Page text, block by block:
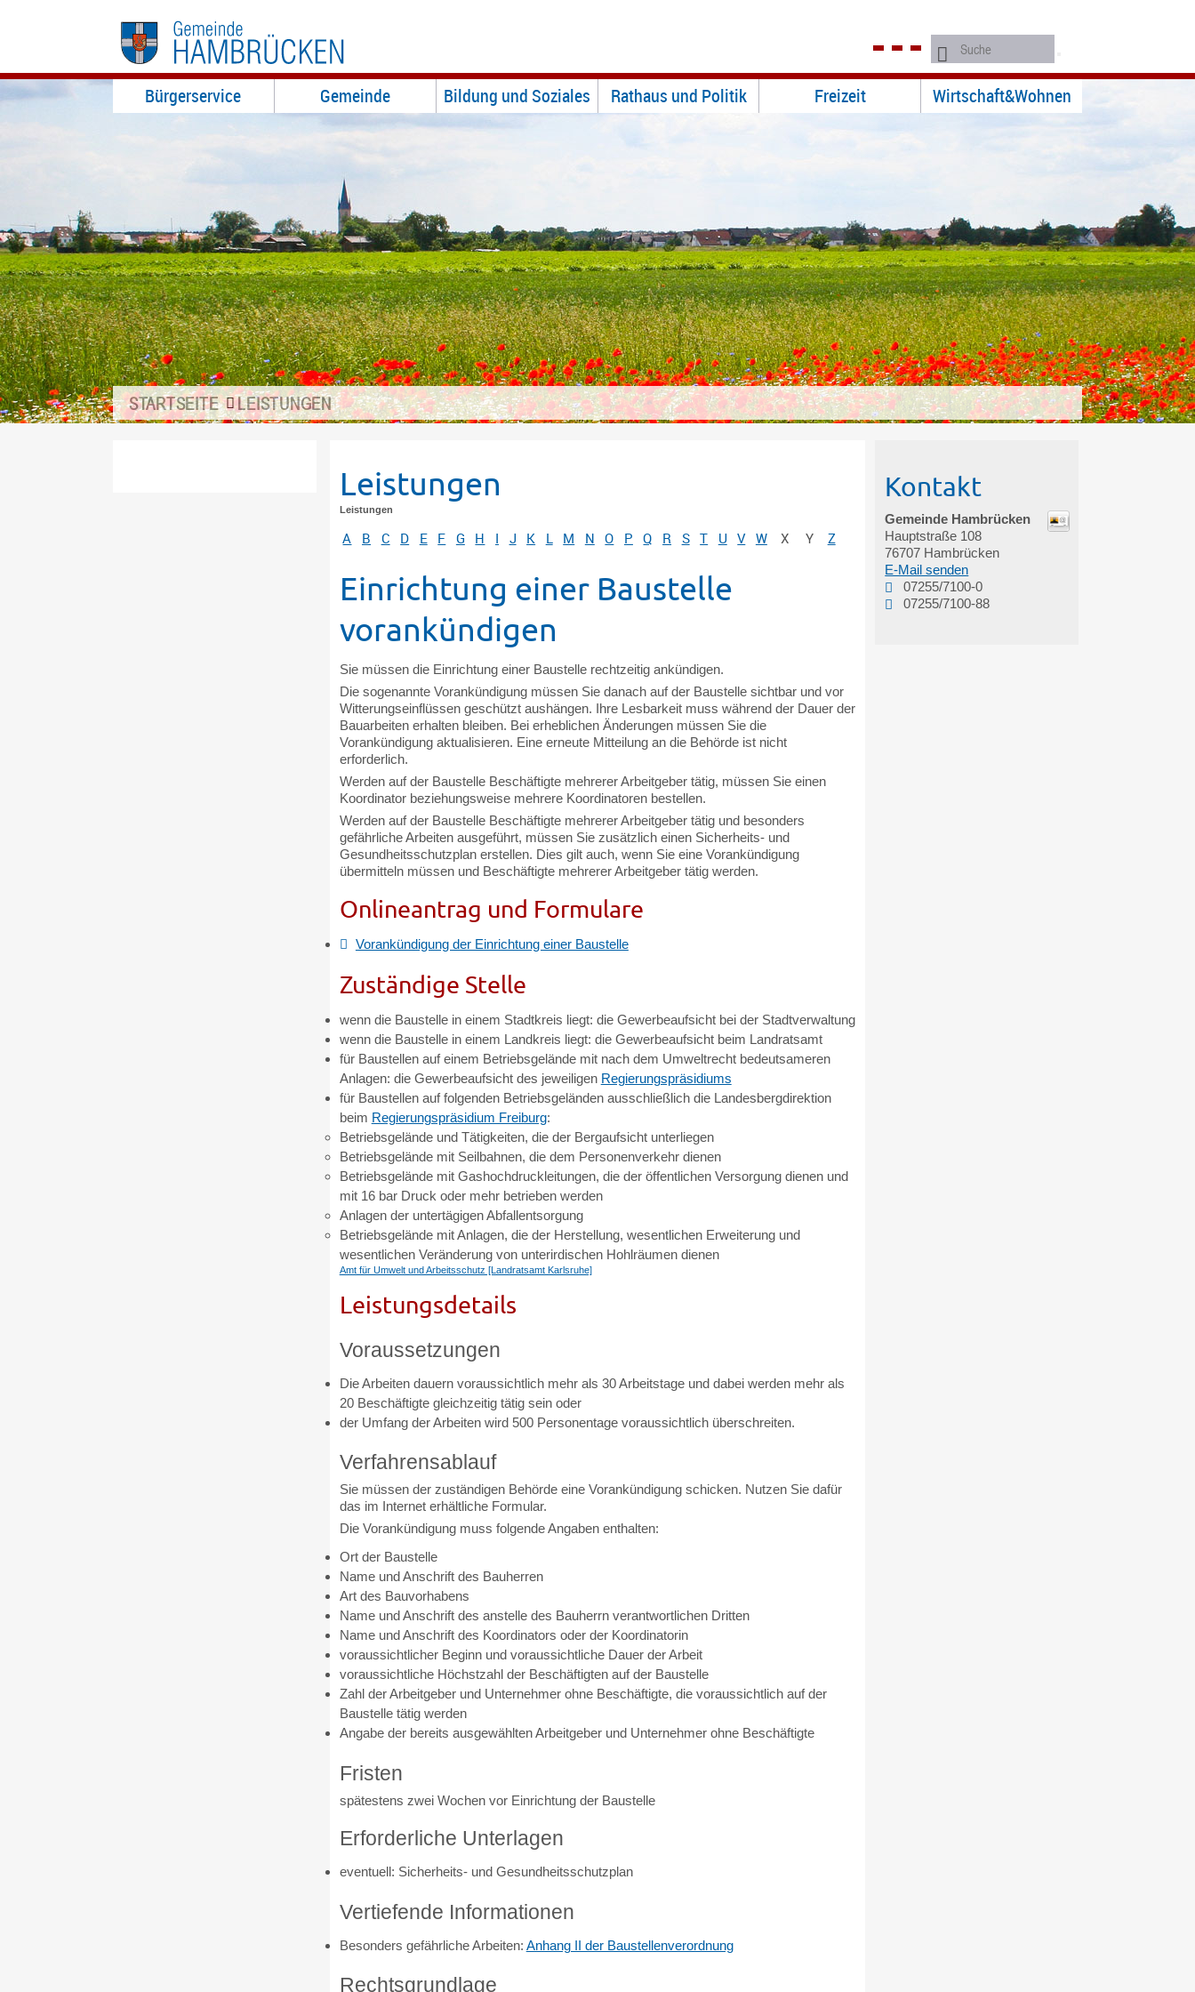
Bürgerservice Gemeinde Bildung und Soziales Rathaus und Politik Freizeit Wirtschaft&Wohnen
STARTSEITE LEISTUNGEN
Leistungen
Leistungen
A B C D E F G H I J K L M N O P Q R S T U V W X Y Z
Einrichtung einer Baustelle
vorankündigen
Sie müssen die Einrichtung einer Baustelle rechtzeitig ankündigen.
Die sogenannte Vorankündigung müssen Sie danach auf der Baustelle sichtbar und vor
Witterungseinflüssen geschützt aushängen. Ihre Lesbarkeit muss während der Dauer der
Bauarbeiten erhalten bleiben. Bei erheblichen Änderungen müssen Sie die
Vorankündigung aktualisieren. Eine erneute Mitteilung an die Behörde ist nicht
erforderlich.
Werden auf der Baustelle Beschäftigte mehrerer Arbeitgeber tätig, müssen Sie einen
Koordinator beziehungsweise mehrere Koordinatoren bestellen.
Werden auf der Baustelle Beschäftigte mehrerer Arbeitgeber tätig und besonders
gefährliche Arbeiten ausgeführt, müssen Sie zusätzlich einen Sicherheits- und
Gesundheitsschutzplan erstellen. Dies gilt auch, wenn Sie eine Vorankündigung
übermitteln müssen und Beschäftigte mehrerer Arbeitgeber tätig werden.
Onlineantrag und Formulare
Vorankündigung der Einrichtung einer Baustelle
Zuständige Stelle
wenn die Baustelle in einem Stadtkreis liegt: die Gewerbeaufsicht bei der Stadtverwaltung
wenn die Baustelle in einem Landkreis liegt: die Gewerbeaufsicht beim Landratsamt
für Baustellen auf einem Betriebsgelände mit nach dem Umweltrecht bedeutsameren
Anlagen: die Gewerbeaufsicht des jeweiligen Regierungspräsidiums
für Baustellen auf folgenden Betriebsgeländen ausschließlich die Landesbergdirektion
beim Regierungspräsidium Freiburg:
Betriebsgelände und Tätigkeiten, die der Bergaufsicht unterliegen
Betriebsgelände mit Seilbahnen, die dem Personenverkehr dienen
Betriebsgelände mit Gashochdruckleitungen, die der öffentlichen Versorgung dienen und
mit 16 bar Druck oder mehr betrieben werden
Anlagen der untertägigen Abfallentsorgung
Betriebsgelände mit Anlagen, die der Herstellung, wesentlichen Erweiterung und
wesentlichen Veränderung von unterirdischen Hohlräumen dienen
Amt für Umwelt und Arbeitsschutz [Landratsamt Karlsruhe]
Leistungsdetails
Voraussetzungen
Die Arbeiten dauern voraussichtlich mehr als 30 Arbeitstage und dabei werden mehr als
20 Beschäftigte gleichzeitig tätig sein oder
der Umfang der Arbeiten wird 500 Personentage voraussichtlich überschreiten.
Verfahrensablauf
Sie müssen der zuständigen Behörde eine Vorankündigung schicken. Nutzen Sie dafür
das im Internet erhältliche Formular.
Die Vorankündigung muss folgende Angaben enthalten:
Ort der Baustelle
Name und Anschrift des Bauherren
Art des Bauvorhabens
Name und Anschrift des anstelle des Bauherrn verantwortlichen Dritten
Name und Anschrift des Koordinators oder der Koordinatorin
voraussichtlicher Beginn und voraussichtliche Dauer der Arbeit
voraussichtliche Höchstzahl der Beschäftigten auf der Baustelle
Zahl der Arbeitgeber und Unternehmer ohne Beschäftigte, die voraussichtlich auf der
Baustelle tätig werden
Angabe der bereits ausgewählten Arbeitgeber und Unternehmer ohne Beschäftigte
Fristen
spätestens zwei Wochen vor Einrichtung der Baustelle
Erforderliche Unterlagen
eventuell: Sicherheits- und Gesundheitsschutzplan
Vertiefende Informationen
Besonders gefährliche Arbeiten: Anhang II der Baustellenverordnung
Rechtsgrundlage
Kontakt
Gemeinde Hambrücken
Hauptstraße 108
76707 Hambrücken
E-Mail senden
07255/7100-0
07255/7100-88